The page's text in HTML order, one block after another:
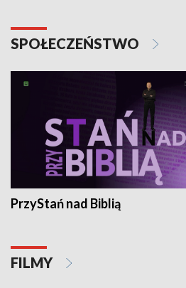
SPOŁECZEŃSTWO
PrzyStań nad Biblią
FILMY